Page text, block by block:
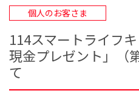
個人のお客さま
114スマートライフ
現金プレゼント」（
て